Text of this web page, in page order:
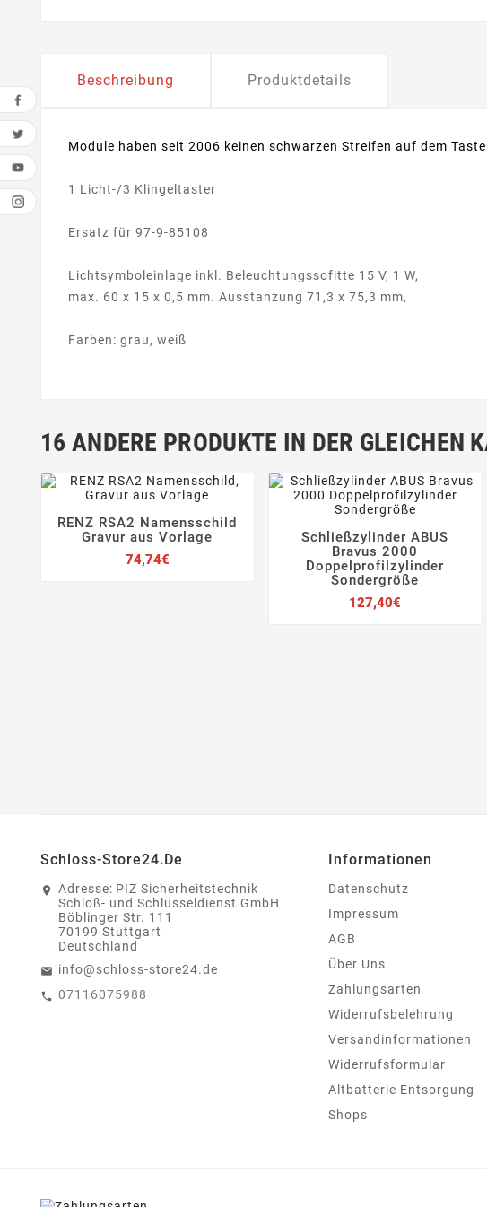
Beschreibung Produktdetails
Module haben seit 2006 keinen schwarzen Streifen auf dem
1 Licht-/3 Klingeltaster
Ersatz für 97-9-85108
Lichtsymboleinlage inkl. Beleuchtungssofitte 15 V, 1 W,
max. 60 x 15 x 0,5 mm. Ausstanzung 71,3 x 75,3 mm,
Farben: grau, weiß
16 ANDERE PRODUKTE IN DER GLEICHEN
   
RENZ RSA2 Namensschild
Gravur aus Vorlage
74,74€Preis  
Schließzylinder ABUS
Bravus 2000
Doppelprofilzylinder
Sondergröße
127,40€
Schloss-Store24.de
Adresse: PIZ Sicherheitstechnik
Schloß- und Schlüsseldienst GmbH
Böblinger Str. 111
70199 Stuttgart
Deutschland
info@schloss-store24.de
07116075988
Informationen
Datenschutz
Impressum
AGB
Über Uns
Zahlungsarten
Widerrufsbelehrung
Versandinformationen
Widerrufsformular
Altbatterie Entsorgung
Shops